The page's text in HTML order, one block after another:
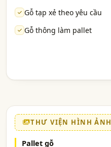
Gỗ tạp xẻ theo yêu cầu
Gỗ thông làm pallet
THƯ VIỆN HÌNH ẢNH
Pallet gỗ